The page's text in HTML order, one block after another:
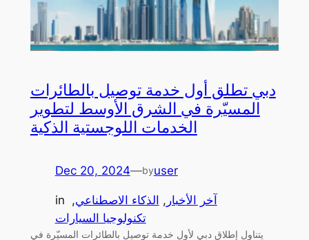
دبي تطلق أول خدمة توصيل بالطائرات
المسيّرة في الشرق الأوسط لتطوير
الخدمات اللوجستية الذكية
Dec 20, 2024—byuser
in آخر الأخبار , الذكاء الاصطناعي,
تكنولوجيا السيارات
يتناول إطلاق دبي لأول خدمة توصيل بالطائرات المسيّرة في